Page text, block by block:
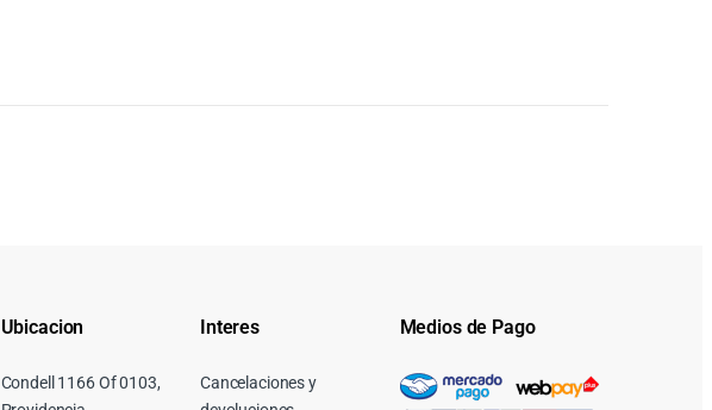
Ubicacion
Condell 1166 Of 0103,
Interes
Cancelaciones y
Medios de Pago